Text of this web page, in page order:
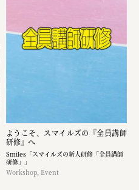
ようこそ、スマイルズの『全員講師
研修』へ
Smiles「スマイルズの新人研修「全員講師
研修」」
Workshop, Event